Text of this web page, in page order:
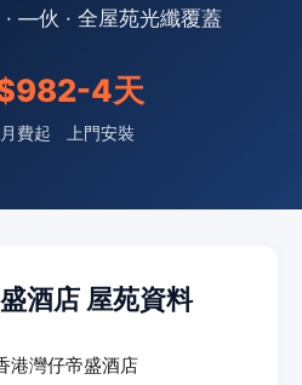
—伙 · 全屋苑光纖覆蓋
月費起
2-4天
上門安裝
酒店 屋苑資料
港灣仔帝盛酒店